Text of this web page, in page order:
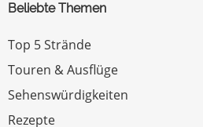
Beliebte Themen
Top 5 Strände
Touren & Ausflüge
Sehenswürdigkeiten
Rezepte